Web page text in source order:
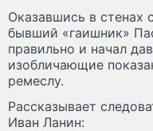
Оказавшись в стенах
бывший «гаишник»
правильно и начал
изобличающие
ремеслу.
Рассказывает
Иван Ланин: